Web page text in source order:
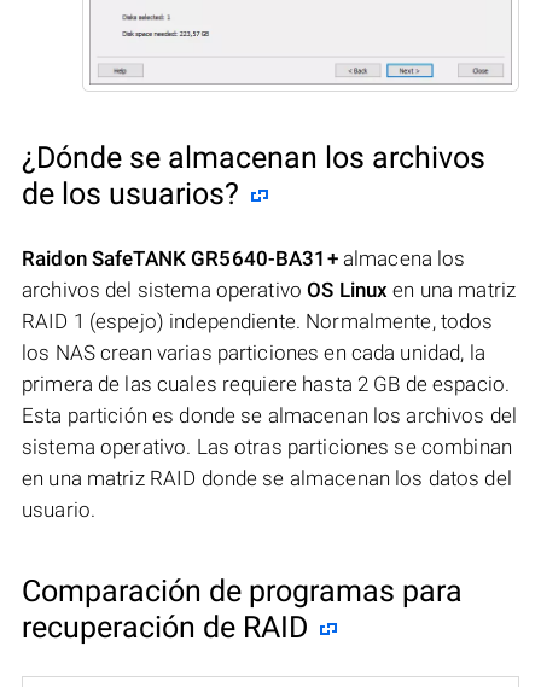
¿Dónde se almacenan los archivos
de los usuarios?
Raidon SafeTANK GR5640-BA31+almacena los
archivos del sistema operativoOS Linux en una matriz
RAID 1 (espejo) independiente. Normalmente, todos
los NAS crean varias particiones en cada unidad, la
primera de las cuales requiere hasta 2 GB de espacio.
Esta partición es donde se almacenan los archivos del
sistema operativo. Las otras particiones se combinan
en una matriz RAID donde se almacenan los datos del
usuario.
Comparación de programas para
recuperación de RAID